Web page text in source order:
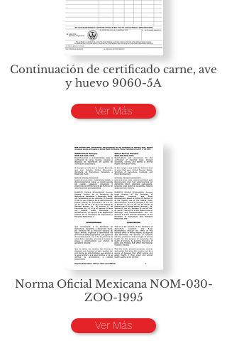
Continuación de certificado carne, ave
y huevo 9060-5A
Ver Más
Norma Oficial Mexicana NOM-030-
ZOO-1995
Ver Más